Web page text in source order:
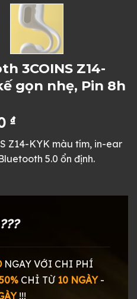
3COINS Z14-
gọn nhẹ, Pin 8h
₫.
₫Giá
hiện
tại
là:
Z14-KYK màu tím, in-ear
5.0 ổn định.
NGAY VỚI CHI PHÍ
CHỈ TỪ 10 NGÀY-
!!!